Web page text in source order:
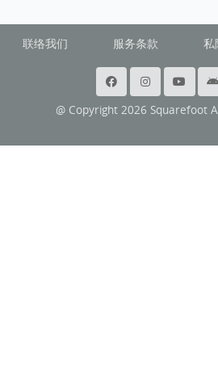
联络我们 服务条款 私
@ Copyright 2026 Squarefoot